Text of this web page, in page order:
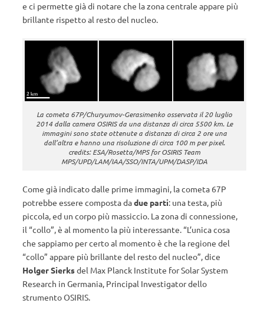
e ci permette già di notare che la zona centrale appare più
brillante rispetto al resto del nucleo.
La cometa 67P/Churyumov-Gerasimenko osservata il 20 luglio
2014 dalla camera OSIRIS da una distanza di circa 5500 km. Le
immagini sono state ottenute a distanza di circa 2 ore una
dall’altra e hanno una risoluzione di circa 100 m per pixel.
credits: ESA/Rosetta/MPS for OSIRIS Team
MPS/UPD/LAM/IAA/SSO/INTA/UPM/DASP/IDA
Come già indicato dalle prime immagini, la cometa 67P
potrebbe essere composta dadue parti: una testa, più
piccola, ed un corpo più massiccio. La zona di connessione,
il “collo”, è al momento la più interessante. “L’unica cosa
che sappiamo per certo al momento è che la regione del
“collo” appare più brillante del resto del nucleo”, dice
Holger Sierksdel Max Planck Institute for Solar System
Research in Germania, Principal Investigator dello
strumento OSIRIS.